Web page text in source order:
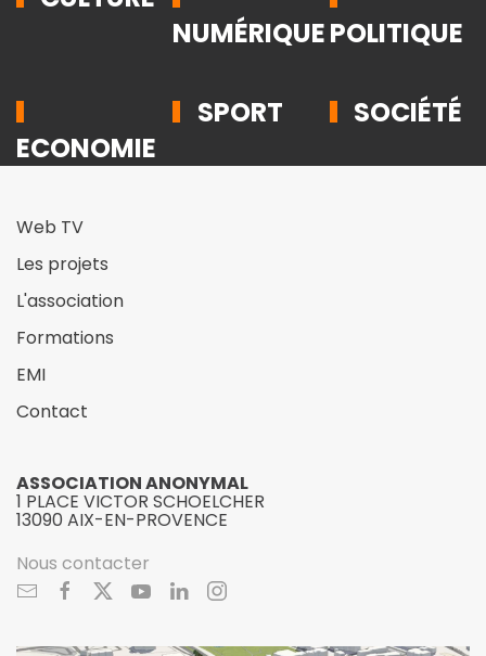
NUMÉRIQUEPOLITIQUE
ECONOMIE
SPORT SOCIÉTÉ
Web TV
Les projets
L'association
Formations
EMI
Contact
ASSOCIATION ANONYMAL
1 PLACE VICTOR SCHOELCHER
13090 AIX-EN-PROVENCE
Nous contacter